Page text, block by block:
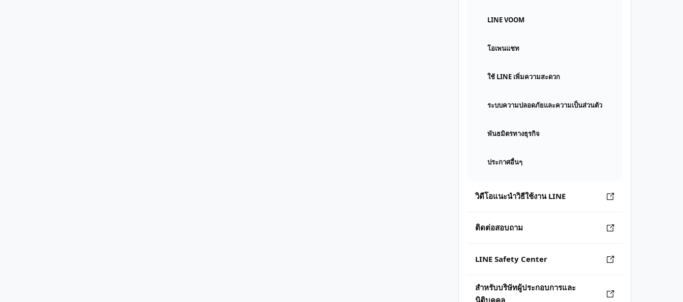
LINE VOOM
โอเพนแชท
ใช้ LINE เพิ่มความสะดวก
ระบบความปลอดภัยและความเป็นส่วนตัว
พันธมิตรทางธุรกิจ
ประกาศอื่นๆ
วิดีโอแนะนำวิธีใช้งาน LINE
ติดต่อสอบถาม
LINE Safety Center
สำหรับบริษัทผู้ประกอบการและ
นิติบุคคล